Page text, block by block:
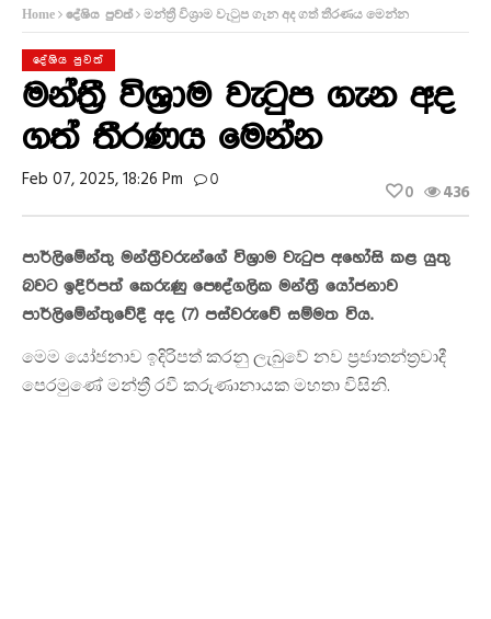
Home දේශිය පුවත් මන්ත්‍රී විශ්‍රාම වැටුප ගැන අද ගත් තීරණය මෙන්න
දේශිය පුවත්
මන්ත්‍රී විශ්‍රාම වැටුප ගැන අද
ගත් තීරණය මෙන්න
Feb 07, 2025, 18:26 Pm 0 436
0
පාර්ලිමේන්තු මන්ත්‍රීවරුන්ගේ විශ්‍රාම වැටුප අහෝසි කළ යුතු
බවට ඉදිරිපත් කෙරුණු පෞද්ගලික මන්ත්‍රී යෝජනාව
පාර්ලිමේන්තුවේදී අද (7) පස්වරුවේ සම්මත විය.
මෙම යෝජනාව ඉදිරිපත් කරනු ලැබුවේ නව ප්‍රජාතන්ත්‍රවාදී
පෙරමුණේ මන්ත්‍රී රවී කරුණානායක මහතා විසිනි.